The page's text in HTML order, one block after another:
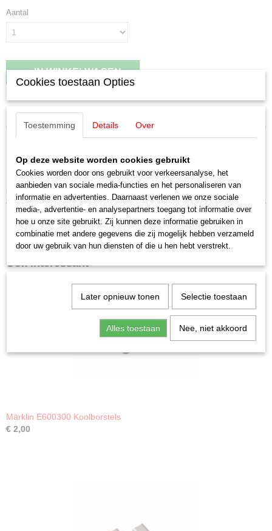
Aantal
IN WINKELWAGEN
Specificaties
Schaal
H0 (1:87)
Staat
Nieuw
Omschrijving
Märklin E116769 Luidspreker
23 mm 8 Ohm
Ook interessant
Märklin E600300 Koolborstels
€ 2,00
Cookies toestaan Opties
Toestemming Details Over
Op deze website worden cookies gebruikt
Cookies worden door ons gebruikt voor verkeersanalyse, het
aanbieden van sociale media-functies en het personaliseren van
informatie en advertenties. Daarnaast verlenen we onze sociale
media-, advertentie- en analysepartners toegang tot informatie over
hoe u onze site gebruikt. Zij kunnen deze informatie gebruiken in
combinatie met andere gegevens die zij mogelijk hebben verzameld
door uw gebruik van hun diensten of die u hen hebt verstrekt.
Later opnieuw tonen Selectie toestaan
Alles toestaan Nee, niet akkoord